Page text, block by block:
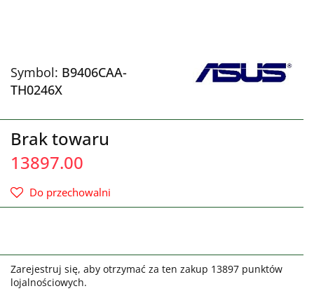
Symbol: B9406CAA-
TH0246X
Brak towaru
13897.00
Do przechowalni
Zarejestruj się, aby otrzymać za ten zakup 13897 punktów
lojalnościowych.